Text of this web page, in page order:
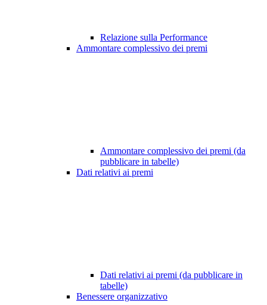
Relazione sulla Performance
Ammontare complessivo dei premi
Ammontare complessivo dei premi (da
pubblicare in tabelle)
Dati relativi ai premi
Dati relativi ai premi (da pubblicare in
tabelle)
Benessere organizzativo